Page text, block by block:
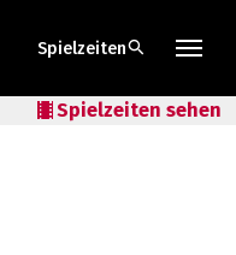
Spielzeitensearch
local_movies Spielzeiten sehen